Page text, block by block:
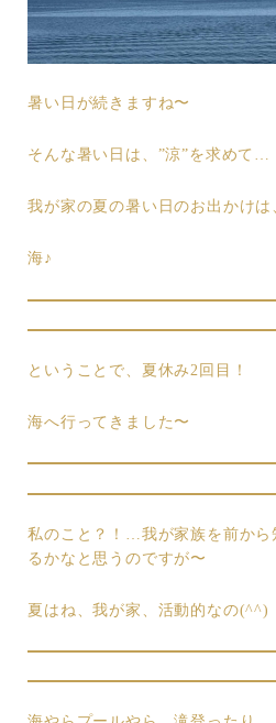
暑い日が続きますね〜
そんな暑い日は、”涼”を求めて…
我が家の夏の暑い日のお出かけは
海♪
ということで、夏休み2回目！
海へ行ってきました〜
私のこと？！…我が家族を前から
るかなと思うのですが〜
夏はね、我が家、活動的なの(^^)